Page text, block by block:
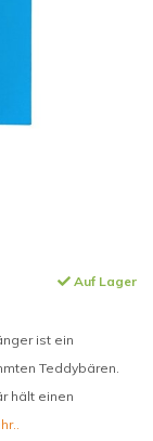
Auf Lager
ist ein
Teddybären.
hält einen